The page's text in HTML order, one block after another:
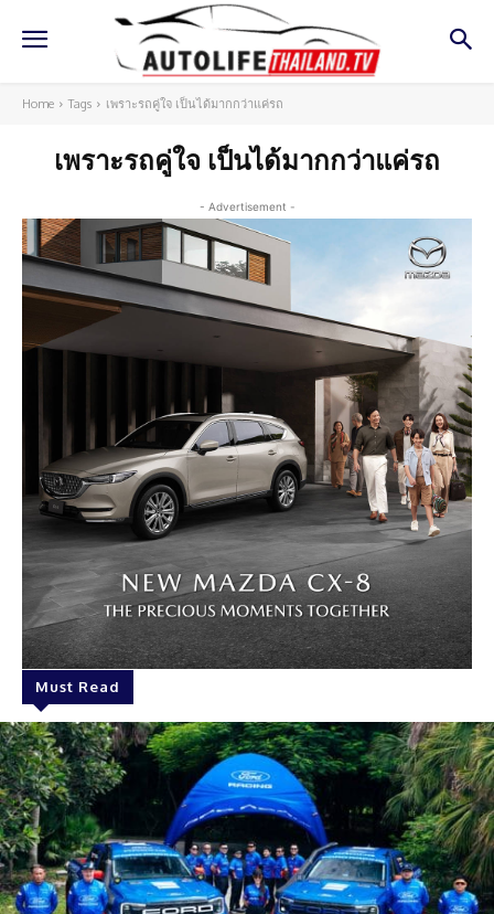
Home Tags เพราะรถคู่ใจ เป็นได้มากกว่าแค่รถ
เพราะรถคู่ใจ เป็นได้มากกว่าแค่รถ
- Advertisement -
Must Read